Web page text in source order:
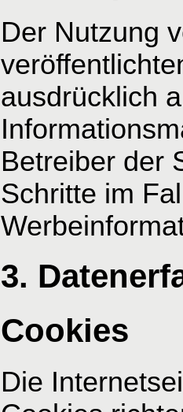
Der Nutzung
ausdrücklich
Betreiber der
Schritte im
3.
Cookies
Die